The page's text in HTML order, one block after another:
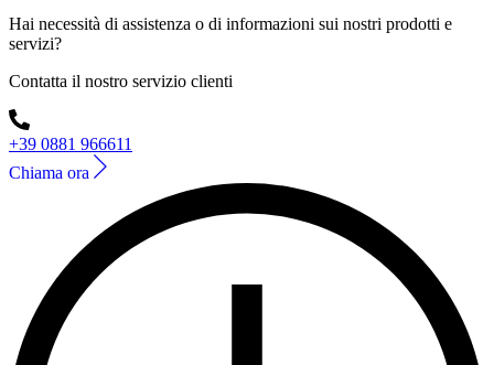
Hai necessità di assistenza o di informazioni sui nostri prodotti e
servizi?
Contatta il nostro servizio clienti
+39 0881 966611
Chiama ora